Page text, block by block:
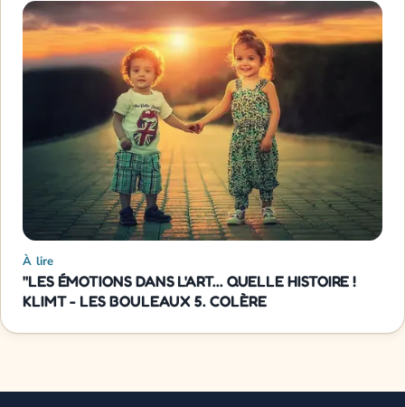
À lire
"LES ÉMOTIONS DANS L'ART... QUELLE HISTOIRE !
KLIMT - LES BOULEAUX 5. COLÈRE